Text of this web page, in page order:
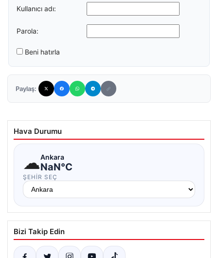
Kullanıcı adı:
Parola:
Beni hatırla
Paylaş:
Hava Durumu
☁Ankara
NaN°C
ŞEHIR SEÇ
Bizi Takip Edin